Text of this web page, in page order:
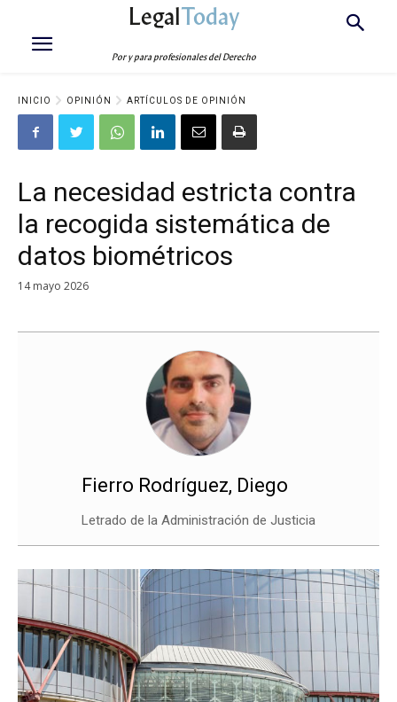
LegalToday
Por y para profesionales del Derecho
INICIO OPINIÓN ARTÍCULOS DE OPINIÓN
La necesidad estricta contra
la recogida sistemática de
datos biométricos
14 mayo 2026
Fierro Rodríguez, Diego
Letrado de la Administración de Justicia